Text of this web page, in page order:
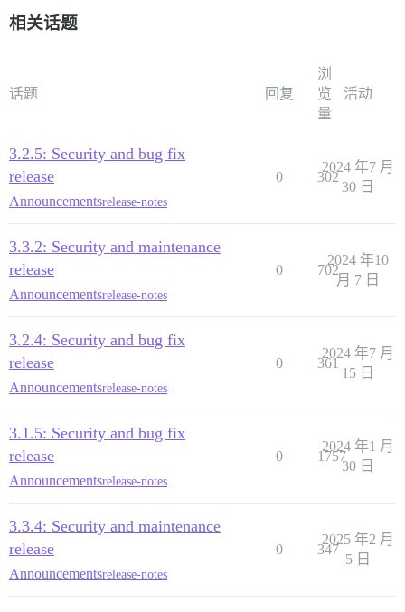
相关话题
话题 回复
浏
览
量
活动
3.2.5: Security and bug fix
release
Announcementsrelease-notes
0 302
2024 年7 月
30 日
3.3.2: Security and maintenance
release
Announcementsrelease-notes
0 702
2024 年10
月 7 日
3.2.4: Security and bug fix
release
Announcementsrelease-notes
0 361
2024 年7 月
15 日
3.1.5: Security and bug fix
release
Announcementsrelease-notes
0 1757
2024 年1 月
30 日
3.3.4: Security and maintenance
release
Announcementsrelease-notes
0 347
2025 年2 月
5 日